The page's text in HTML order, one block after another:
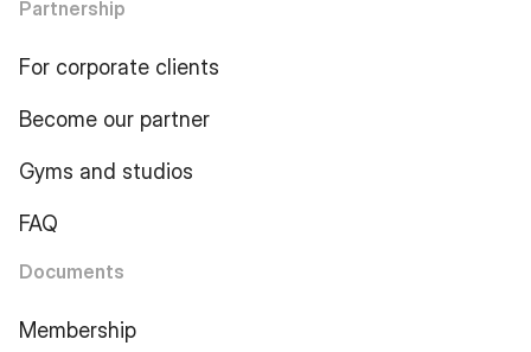
Partnership
For corporate clients
Become our partner
Gyms and studios
FAQ
Documents
Membership